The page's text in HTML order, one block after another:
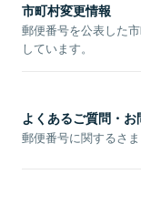
市町村変更情報
郵便番号を公表した
しています。
よくあるご質問・
郵便番号に関するさ